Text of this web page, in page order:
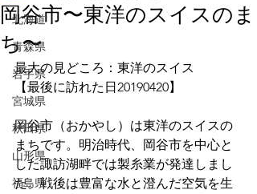
北海道
青森県
岩手県
宮城県
秋田県
山形県
福島県
岡谷市〜東洋のスイスのま
ち〜
最大の見どころ：東洋のスイス
【最後に訪れた日20190420】
岡谷市（おかやし）は東洋のスイスの
まちです。明治時代、岡谷市を中心と
した諏訪湖畔では製糸業が発達しまし
た。戦後は豊富な水と澄んだ空気を生